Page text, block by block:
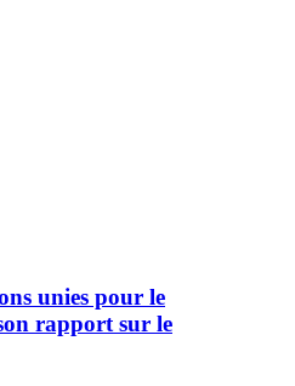
unies pour le
rapport sur le